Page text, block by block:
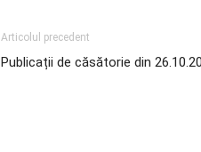
Articolul precedent
Publicații de căsătorie din